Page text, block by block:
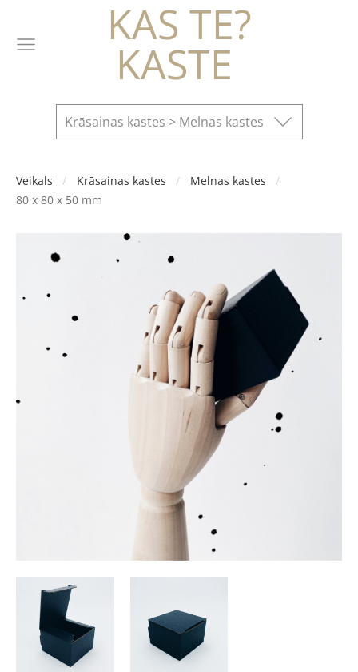
KAS TE?
KASTE
Krāsainas kastes > Melnas kastes
Veikals Krāsainas kastes
Melnas kastes
80 x 80 x 50 mm